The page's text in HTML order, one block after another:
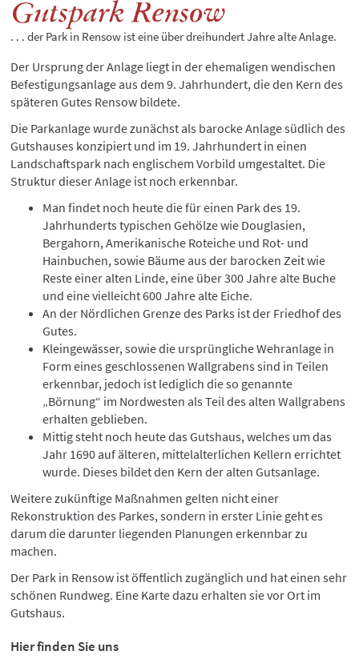
Gutspark Rensow
. . . der Park in Rensow ist eine über dreihundert Jahre alte Anlage.
Der Ursprung der Anlage liegt in der ehemaligen wendischen
Befestigungsanlage aus dem 9. Jahrhundert, die den Kern des
späteren Gutes Rensow bildete.
Die Parkanlage wurde zunächst als barocke Anlage südlich des
Gutshauses konzipiert und im 19. Jahrhundert in einen
Landschaftspark nach englischem Vorbild umgestaltet. Die
Struktur dieser Anlage ist noch erkennbar.
Man findet noch heute die für einen Park des 19.
Jahrhunderts typischen Gehölze wie Douglasien,
Bergahorn, Amerikanische Roteiche und Rot- und
Hainbuchen, sowie Bäume aus der barocken Zeit wie
Reste einer alten Linde, eine über 300 Jahre alte Buche
und eine vielleicht 600 Jahre alte Eiche.
An der Nördlichen Grenze des Parks ist der Friedhof des
Gutes.
Kleingewässer, sowie die ursprüngliche Wehranlage in
Form eines geschlossenen Wallgrabens sind in Teilen
erkennbar, jedoch ist lediglich die so genannte
„Börnung“ im Nordwesten als Teil des alten Wallgrabens
erhalten geblieben.
Mittig steht noch heute das Gutshaus, welches um das
Jahr 1690 auf älteren, mittelalterlichen Kellern errichtet
wurde. Dieses bildet den Kern der alten Gutsanlage.
Weitere zukünftige Maßnahmen gelten nicht einer
Rekonstruktion des Parkes, sondern in erster Linie geht es
darum die darunter liegenden Planungen erkennbar zu
machen.
Der Park in Rensow ist öffentlich zugänglich und hat einen sehr
schönen Rundweg. Eine Karte dazu erhalten sie vor Ort im
Gutshaus.
Hier finden Sie uns